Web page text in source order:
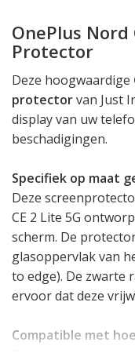
OnePlus Nord
Protector
Deze hoogwaardige
protectorvan Just
display van uw
beschadigingen.
Specifiek op maat
Deze
CE 2 Lite 5G
scherm. De
glasoppervlak van
to edge). De zwarte
ervoor dat deze
Compatible met